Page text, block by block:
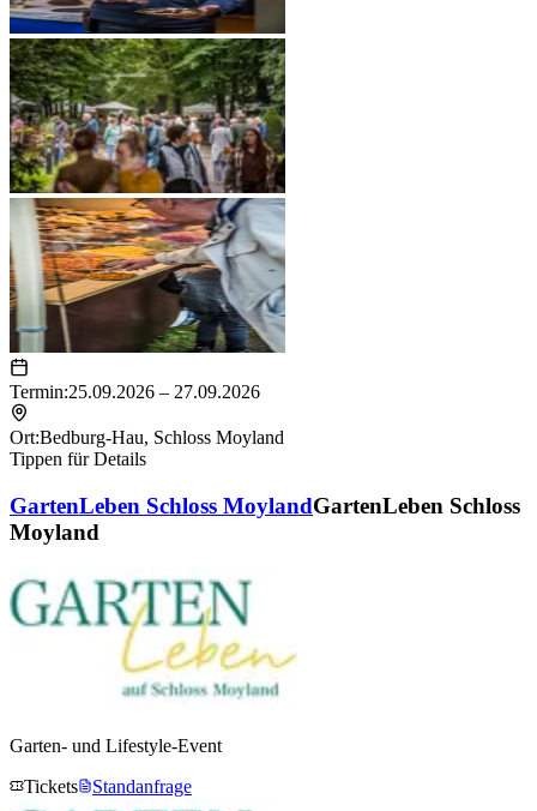
Termin:25.09.2026 – 27.09.2026
Ort:Bedburg-Hau, Schloss Moyland
Tippen für Details
GartenLeben Schloss MoylandGartenLeben Schloss
Moyland
Garten- und Lifestyle-Event
Tickets
Standanfrage